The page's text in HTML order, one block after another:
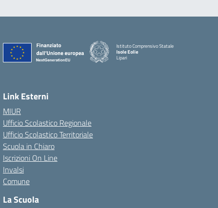
Istituto Comprensivo Statale
Isole Eolie
Lipari
Link Esterni
MIUR
Ufficio Scolastico Regionale
Ufficio Scolastico Territoriale
Scuola in Chiaro
Iscrizioni On Line
Invalsi
Comune
La Scuola